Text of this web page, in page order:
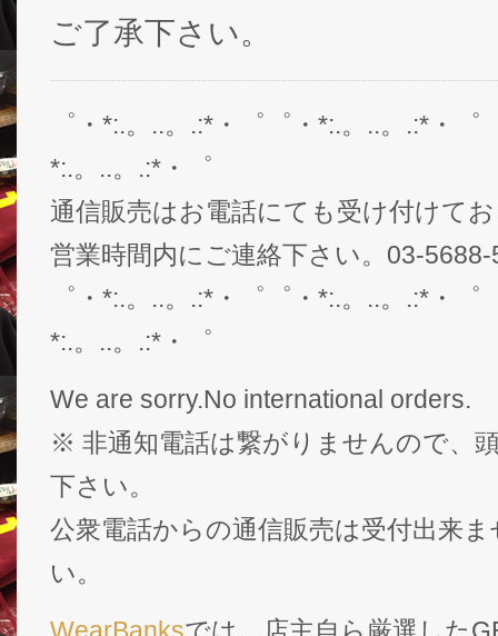
ご了承下さい。
゜・*:.。..。.:*・゜゜・*:.。..。.:*・
*:.。..。.:*・゜
通信販売はお電話にても受け付けて
営業時間内にご連絡下さい。03-5688-
゜・*:.。..。.:*・゜゜・*:.。..。.:*・
*:.。..。.:*・゜
We are sorry.No international orders.
※ 非通知電話は繋がりませんので、
下さい。
公衆電話からの通信販売は受付出来
い。
WearBanksでは、店主自ら厳選した